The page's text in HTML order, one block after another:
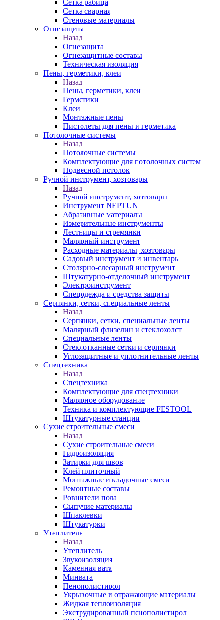
Сетка рабица
Сетка сварная
Стеновые материалы
Огнезащита
Назад
Огнезащита
Огнезащитные составы
Техническая изоляция
Пены, герметики, клеи
Назад
Пены, герметики, клеи
Герметики
Клеи
Монтажные пены
Пистолеты для пены и герметика
Потолочные системы
Назад
Потолочные системы
Комплектующие для потолочных систем
Подвесной потолок
Ручной инструмент, хозтовары
Назад
Ручной инструмент, хозтовары
Инструмент NEPTUN
Абразивные материалы
Измерительные инструменты
Лестницы и стремянки
Малярный инструмент
Расходные материалы, хозтовары
Садовый инструмент и инвентарь
Столярно-слесарный инструмент
Штукатурно-отделочный инструмент
Электроинструмент
Спецодежда и средства защиты
Серпянки, сетки, специальные ленты
Назад
Серпянки, сетки, специальные ленты
Малярный флизелин и стеклохолст
Специальные ленты
Стеклотканные сетки и серпянки
Углозащитные и уплотнительные ленты
Спецтехника
Назад
Спецтехника
Комплектующие для спецтехники
Малярное оборудование
Техника и комплектующие FESTOOL
Штукатурные станции
Сухие строительные смеси
Назад
Сухие строительные смеси
Гидроизоляция
Затирки для швов
Клей плиточный
Монтажные и кладочные смеси
Ремонтные составы
Ровнители пола
Сыпучие материалы
Шпаклевки
Штукатурки
Утеплитель
Назад
Утеплитель
Звукоизоляция
Каменная вата
Минвата
Пенополистирол
Укрывочные и отражающие материалы
Жидкая теплоизоляция
Экструдированный пенополистирол